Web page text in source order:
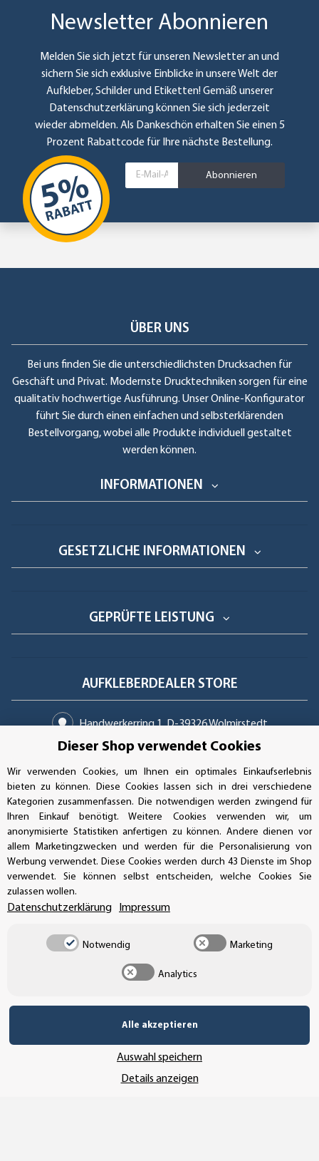
Newsletter Abonnieren
Melden Sie sich jetzt für unseren Newsletter an und
sichern Sie sich exklusive Einblicke in unsere Welt der
Aufkleber, Schilder und Etiketten! Gemäß unserer
Datenschutzerklärungkönnen Sie sich jederzeit
wieder abmelden. Als Dankeschön erhalten Sie einen 5
Prozent Rabattcode für Ihre nächste Bestellung.
Abonnieren
ÜBER UNS
Bei uns finden Sie die unterschiedlichsten Drucksachen für
Geschäft und Privat. Modernste Drucktechniken sorgen für eine
qualitativ hochwertige Ausführung. Unser Online-Konfigurator
führt Sie durch einen einfachen und selbsterklärenden
Bestellvorgang, wobei alle Produkte individuell gestaltet
werden können.
INFORMATIONEN
GESETZLICHE INFORMATIONEN
GEPRÜFTE LEISTUNG
AUFKLEBERDEALER STORE
Handwerkerring 1, D-39326 Wolmirstedt
Bestellungen/Support: +49 (0)39-201-28-98-10
Buchhaltung: +49 (0)39-201-28-98-17
info@aufkleberdealer.de
UNSER AFFILIATE-PROGRAMM
UNSERE ZAHLUNGSARTEN*
SSL-Verschlüsselung
Dieser Shop verwendet Cookies
Wir verwenden Cookies, um Ihnen ein optimales Einkaufserlebnis
bieten zu können. Diese Cookies lassen sich in drei verschiedene
Kategorien zusammenfassen. Die notwendigen werden zwingend für
Ihren Einkauf benötigt. Weitere Cookies verwenden wir, um
anonymisierte Statistiken anfertigen zu können. Andere dienen vor
allem Marketingzwecken und werden für die Personalisierung von
Werbung verwendet. Diese Cookies werden durch 43 Dienste im Shop
verwendet. Sie können selbst entscheiden, welche Cookies Sie
zulassen wollen.
Datenschutzerklärung Impressum
Notwendig Marketing
Analytics
Alle akzeptieren
Auswahl speichern
Details anzeigen